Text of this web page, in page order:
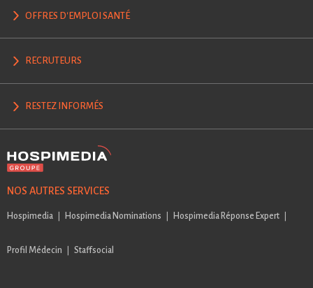
OFFRES D'EMPLOI SANTÉ
RECRUTEURS
RESTEZ INFORMÉS
NOS AUTRES SERVICES
Hospimedia Hospimedia Nominations Hospimedia Réponse Expert
Profil Médecin Staffsocial